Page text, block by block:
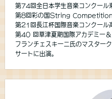
第74回全日本学生音楽コンクール
第8回彩の国String Competition
第21回長江杯国際音楽コンクール
第40 回草津夏期国際アカデミー＆
フランチェスキーニ氏のマスター
サートに出演。